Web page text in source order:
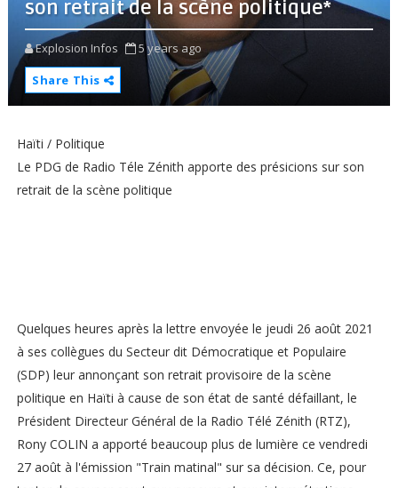
son retrait de la scène politique*
Explosion Infos
5 years ago
Share This
Haïti / Politique
Le PDG de Radio Téle Zénith apporte des présicions sur son
retrait de la scène politique
Quelques heures après la lettre envoyée le jeudi 26 août 2021
à ses collègues du Secteur dit Démocratique et Populaire
(SDP) leur annonçant son retrait provisoire de la scène
politique en Haïti à cause de son état de santé défaillant, le
Président Directeur Général de la Radio Télé Zénith (RTZ),
Rony COLIN a apporté beaucoup plus de lumière ce vendredi
27 août à l'émission "Train matinal" sur sa décision. Ce, pour